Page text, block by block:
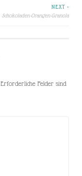
NEXT >
Schokoladen-Orangen-Granola
Erforderliche Felder sind